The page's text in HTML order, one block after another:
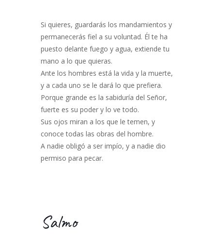
Si quieres, guardarás los mandamientos y
permanecerás fiel a su voluntad. Él te ha
puesto delante fuego y agua, extiende tu
mano a lo que quieras.
Ante los hombres está la vida y la muerte,
y a cada uno se le dará lo que prefiera.
Porque grande es la sabiduría del Señor,
fuerte es su poder y lo ve todo.
Sus ojos miran a los que le temen, y
conoce todas las obras del hombre.
A nadie obligó a ser impío, y a nadie dio
permiso para pecar.
Salmo